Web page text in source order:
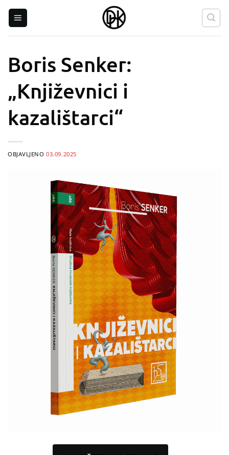
Boris Senker:
„Književnici i
kazalištarci“
OBJAVLJENO03.09.2025